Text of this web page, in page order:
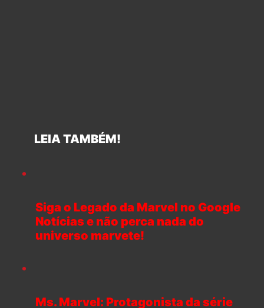
LEIA TAMBÉM!
Siga o Legado da Marvel no Google
Notícias e não perca nada do
universo marvete!
Ms. Marvel: Protagonista da série